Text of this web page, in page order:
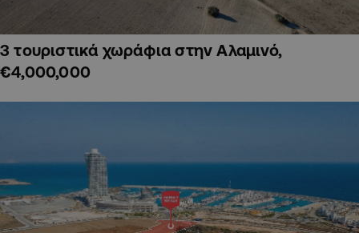
3 τουριστικά χωράφια στην Αλαμινό,
€4,000,000